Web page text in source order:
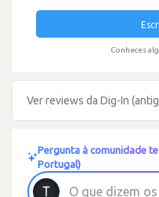
Conheces
Ver reviews da Dig-In
Pergunta à comunidade
Portugal)
O que d izem os